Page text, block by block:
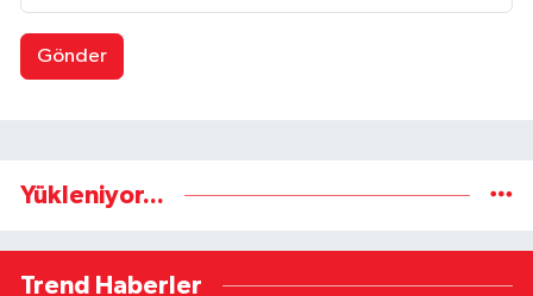
Gönder
Yükleniyor...
Trend Haberler